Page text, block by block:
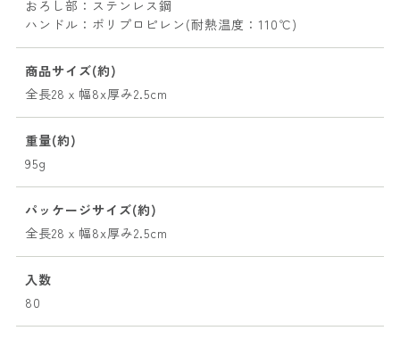
おろし部：ステンレス鋼
ハンドル：ポリプロピレン(耐熱温度：110℃)
商品サイズ(約)
全長28ｘ幅8x厚み2.5cm
重量(約)
95g
パッケージサイズ(約)
全長28ｘ幅8x厚み2.5cm
入数
80